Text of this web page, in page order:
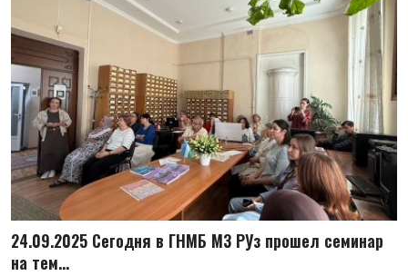
Антикоррупция
Русский
24.09.2025 Сегодня в ГНМБ МЗ РУз прошел семинар
на тем...